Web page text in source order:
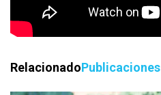
Etiquetas:
RelacionadoPublicaciones